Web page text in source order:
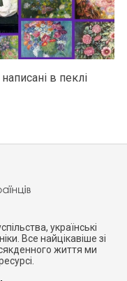
в пеклі
українські
Все найцікавіше зі
життя ми